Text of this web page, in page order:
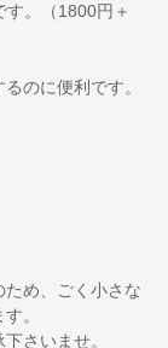
。（1800円＋
のに便利です。
め、ごく小さな
。
さいませ。